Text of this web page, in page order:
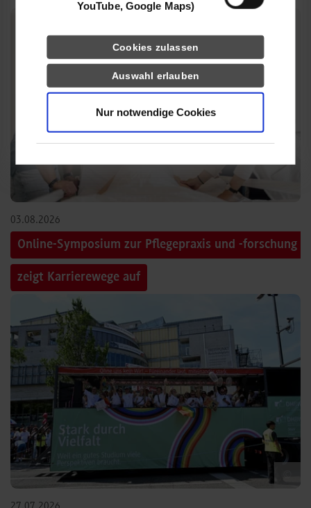
YouTube, Google Maps)
Cookies zulassen
Auswahl erlauben
Nur notwendige Cookies
03.08.2026
Online-Symposium zur Pflegepraxis und -forschung
zeigt Karrierewege auf